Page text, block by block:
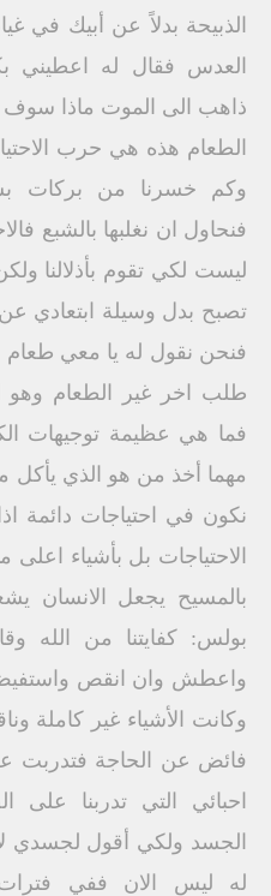
الذبيحة بدلاً عن أبيك في
العدس فقال له اعطيني
ذاهب الى الموت ماذا سوف
الطعام هذه هي حرب
وكم خسرنا من بركات
فنحاول ان نغلبها بالشبع
ليست لكي تقوم بأذلالنا
تصبح بدل وسيلة ابتعادي عن
فنحن نقول له يا معي
طلب اخر غير الطعام وهو
فما هي عظيمة توجيهات
مهما أخذ من هو الذي
نكون في احتياجات دائمة
الاحتياجات بل بأشياء
بالمسيح يجعل الانسان
بولس: كفايتنا من الله
واعطش وان انقص
وكانت الأشياء غير كاملة
فائض عن الحاجة فتدربت
احبائي التي تدربنا
الجسد ولكي أقول لجسدي
له ليس الان ففي